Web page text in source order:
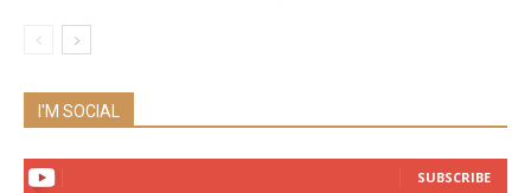
I'M SOCIAL
SUBSCRIBE